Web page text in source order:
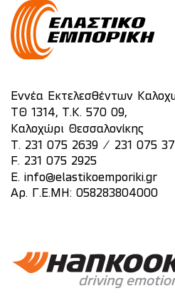
Εννέα Εκτελεσθέντων
ΤΘ 1314, Τ.Κ. 570 09,
Καλοχώρι Θεσσαλονίκης
T. 231 075 2639 /
231 075
F. 231 075 2925
E.
info@elastikoemporiki.gr
Αρ. Γ.Ε.ΜΗ: 058283804000